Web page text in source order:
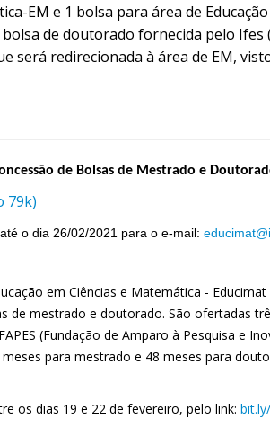
EM e 1 bolsa para área de
bolsa de doutorado fornecida pelo Ifes
será redirecionada à área de EM,
de Bolsas de Mestrado e
79k)
o dia 26/02/2021 para o e-mail:
em Ciências e Matemática -
de mestrado e doutorado. São ofertadas
(Fundação de Amparo à Pesquisa e
para mestrado e 48 meses para
os dias 19 e 22 de fevereiro, pelo link: